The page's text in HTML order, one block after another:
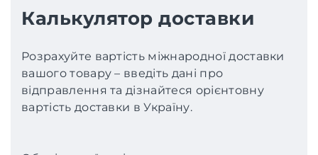
Калькулятор доставки
Розрахуйте вартість міжнародної доставки
вашого товару – введіть дані про
відправлення та дізнайтеся орієнтовну
вартість доставки в Україну.